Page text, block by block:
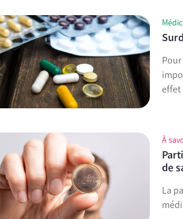
effet
À
de
La